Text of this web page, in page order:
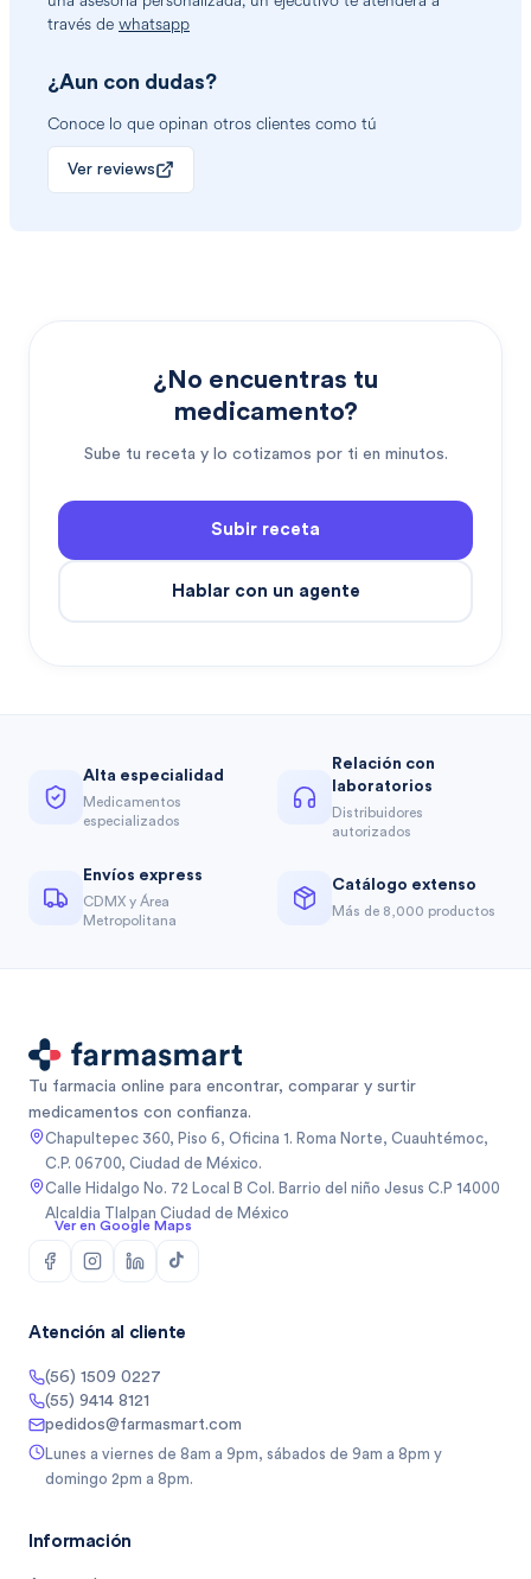
través de whatsapp
¿Aun con dudas?
Conoce lo que opinan otros clientes como tú
Ver reviews
¿No encuentras tu
medicamento?
Sube tu receta y lo cotizamos por ti en minutos.
Subir receta
Hablar con un agente
Alta especialidad
Medicamentos
especializados
Relación con
laboratorios
Distribuidores
autorizados
Envíos express
CDMX y Área
Metropolitana
Catálogo extenso
Más de 8,000 productos
Tu farmacia online para encontrar, comparar y surtir
medicamentos con confianza.
Chapultepec 360, Piso 6, Oficina 1. Roma Norte, Cuauhtémoc,
C.P. 06700, Ciudad de México.
Calle Hidalgo No. 72 Local B Col. Barrio del niño Jesus C.P 14000
Alcaldia Tlalpan Ciudad de México
Ver en Google Maps
Atención al cliente
(56) 1509 0227
(55) 9414 8121
pedidos@farmasmart.com
Lunes a viernes de 8am a 9pm, sábados de 9am a 8pm y
domingo 2pm a 8pm.
Información